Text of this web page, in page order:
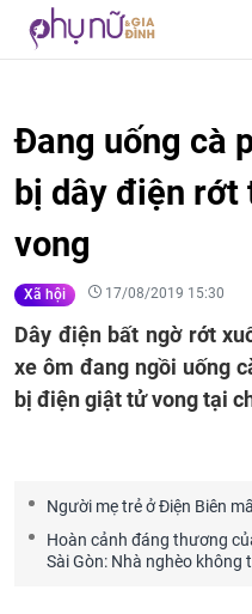
Đang uống cà
bị dây điện
vong
Xã hội 17/08/2019 15:30
Dây điện bất ngờ rớt
xe ôm đang ngồi uống
bị điện giật tử vong tại
Người mẹ trẻ ở Điện Biên
Hoàn cảnh đáng thương
Sài Gòn: Nhà nghèo không